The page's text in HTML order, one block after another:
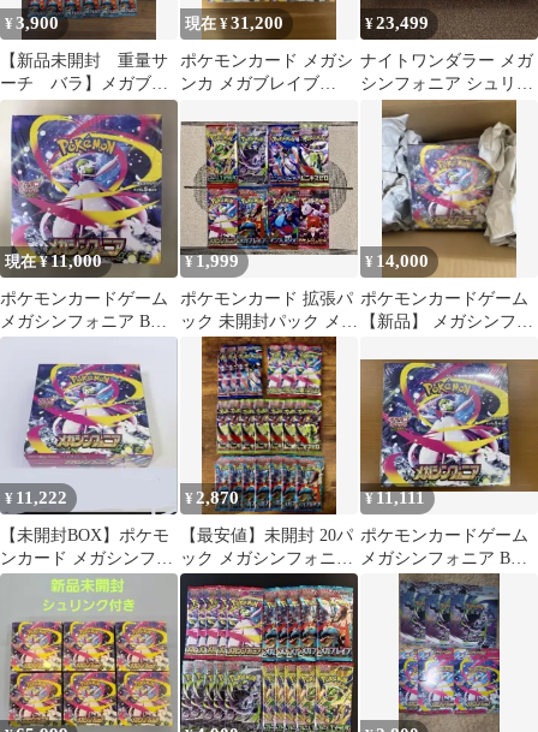
¥3,900
【新品未開封 重量サ
ーチ バラ】メガブレ
イブ6P メガシンフォニ
ア20P
現在 ¥31,200
ポケモンカード メガシ
ンカ メガブレイブ
¥23,499
ナイトワンダラー メガ
シンフォニア シュリン
ク付き ポケモンカード
ゲーム
現在 ¥11,000
ポケモンカードゲーム
メガシンフォニア BOX
シュリンク付き
¥1,999
ポケモンカード 拡張パ
ック 未開封パック メガ
8種 8パックまとめ売り
新弾含む
¥ 14,000
ポケモンカードゲーム
【新品】 メガシンフォ
¥ 11,222
【未開封BOX】ポケモ
ンカード メガシンフォ
ニア シュリンク付き
¥ 2,870
【最安値】未開封 20パ
ック メガシンフォニア
ブレイブ ムニキスゼロ
¥11,111
ポケモンカードゲーム
メガシンフォニア BOX
シュリンク付き